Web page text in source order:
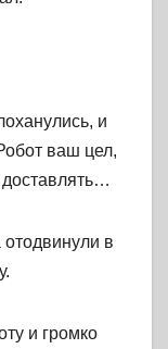
и
ваш цел,
доставлять…
в
и громко